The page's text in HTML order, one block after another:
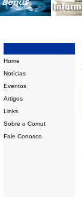
Home
Notícias
Eventos
Artigos
Links
Sobre o Comut
Fale Conosco